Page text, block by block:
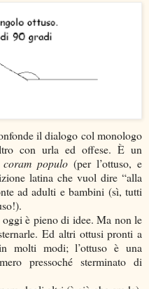
il dialogo col monologo
con urla ed offese. È un
coram populo (per l’ottuso, e
latina che vuol dire “alla
ad adulti e bambini (sì, tutti
è pieno di idee. Ma non le
Ed altri ottusi pronti a
molti modi; l’ottuso è una
pressoché sterminato di